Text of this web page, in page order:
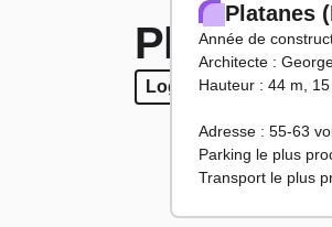
Platanes
Logements
Logements
Platanes
Année de
Architecte :
Hauteur : 44 m,
Adresse : 55-63
Parking le plus
Transport le plus